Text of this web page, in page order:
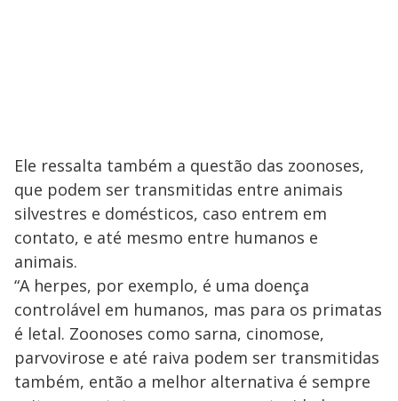
Ele ressalta também a questão das zoonoses,
que podem ser transmitidas entre animais
silvestres e domésticos, caso entrem em
contato, e até mesmo entre humanos e
animais.
“A herpes, por exemplo, é uma doença
controlável em humanos, mas para os primatas
é letal. Zoonoses como sarna, cinomose,
parvovirose e até raiva podem ser transmitidas
também, então a melhor alternativa é sempre